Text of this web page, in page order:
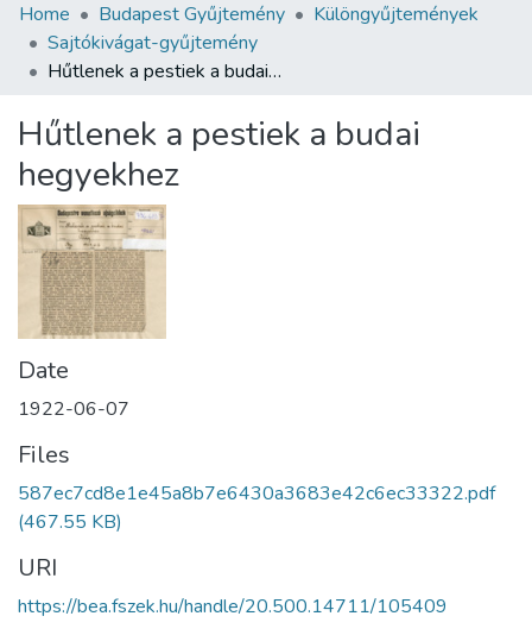
Communities & Collections
All of DSpace
About us
Home Budapest Gyűjtemény
Különgyűjtemények
Sajtókivágat-gyűjtemény
Hűtlenek a pestiek a budai hegyekhez
Hűtlenek a pestiek a budai
hegyekhez
Date
1922-06-07
Files
587ec7cd8e1e45a8b7e6430a3683e42c6ec33322.pdf
(467.55 KB)
URI
https://bea.fszek.hu/handle/20.500.14711/105409